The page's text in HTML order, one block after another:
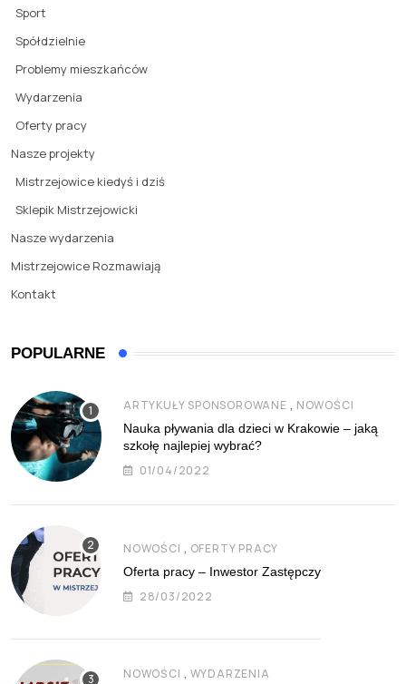
Sport
Spółdzielnie
Problemy mieszkańców
Wydarzenia
Oferty pracy
Nasze projekty
Mistrzejowice kiedyś i dziś
Sklepik Mistrzejowicki
Nasze wydarzenia
Mistrzejowice Rozmawiają
Kontakt
POPULARNE
ARTYKUŁY SPONSOROWANE , NOWOŚCI
Nauka pływania dla dzieci w Krakowie – jaką
szkołę najlepiej wybrać?
01/04/2022
NOWOŚCI , OFERTY PRACY
Oferta pracy – Inwestor Zastępczy
28/03/2022
NOWOŚCI , WYDARZENIA